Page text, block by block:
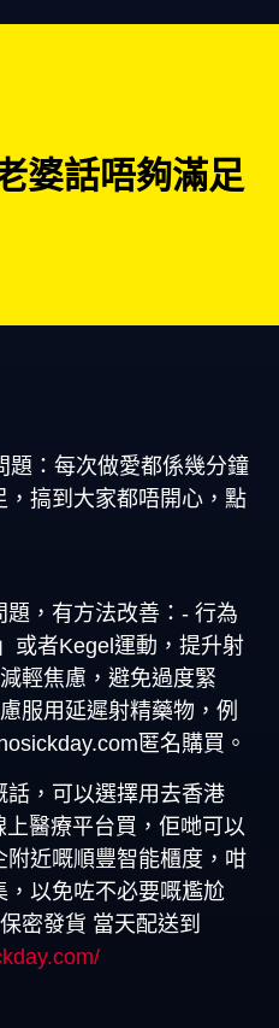
婆話唔夠滿足
題：每次做愛都係幾分鐘
，搞到大家都唔開心，點
題，有方法改善：- 行為
或者Kegel運動，提升射
輕焦慮，避免過度緊
服用延遲射精藥物，例
匿名購買。
，可以選擇用去香港
醫療平台買，佢哋可以
近嘅順豐智能櫃度，咁
以免咗不必要嘅尷尬
密發貨 當天配送到